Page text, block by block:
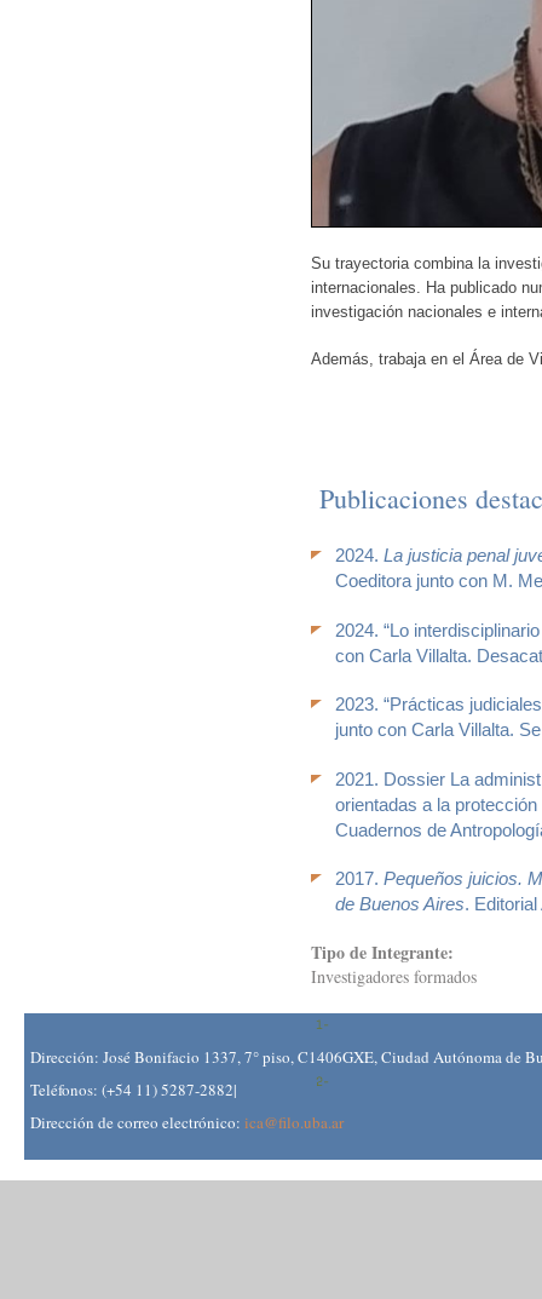
Su trayectoria combina la
internacionales. Ha publicado
investigación nacionales e
Además, trabaja en el Área de
Publicaciones
2024. La justicia penal
Coeditora junto con M.
2024. “Lo
con Carla Villalta.
2023. “Prácticas
junto con Carla Villalta.
2021. Dossier La
orientadas a la
Cuadernos de
2017. Pequeños juicios.
de Buenos Aires.
Tipo de Integrante:
Investigadores formados
Dirección: José Bonifacio 1337, 7° piso, C1406GXE, Ciudad Autónoma de
Teléfonos: (+54 11) 5287-2882|
Dirección de correo electrónico: ica@filo.uba.ar